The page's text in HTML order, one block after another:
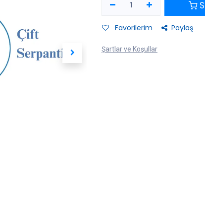
Favorilerim Paylaş
Şartlar ve Koşullar